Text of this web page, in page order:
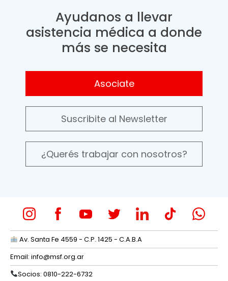
Ayudanos a llevar
asistencia médica a donde
más se necesita
Asociate
Suscribite al Newsletter
¿Querés trabajar con nosotros?
Av. Santa Fe 4559 - C.P. 1425 - C.A.B.A
Email: info@msf.org.ar
Socios: 0810-222-6732